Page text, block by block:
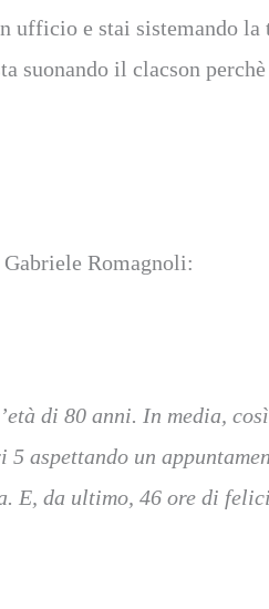
e stai sistemando la
il clacson
Romagnoli:
di 80 anni. In media,
aspettando un
E, da ultimo, 46 ore di